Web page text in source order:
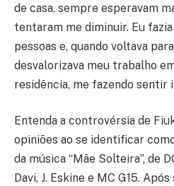
de casa, sempre esperavam
tentaram me diminuir. Eu
pessoas e, quando voltava
desvalorizava meu trabalho
residência, me fazendo sentir
Entenda a controvérsia de
opiniões ao se identificar
da música “Mãe Solteira”, de
Davi, J. Eskine e MC G15.